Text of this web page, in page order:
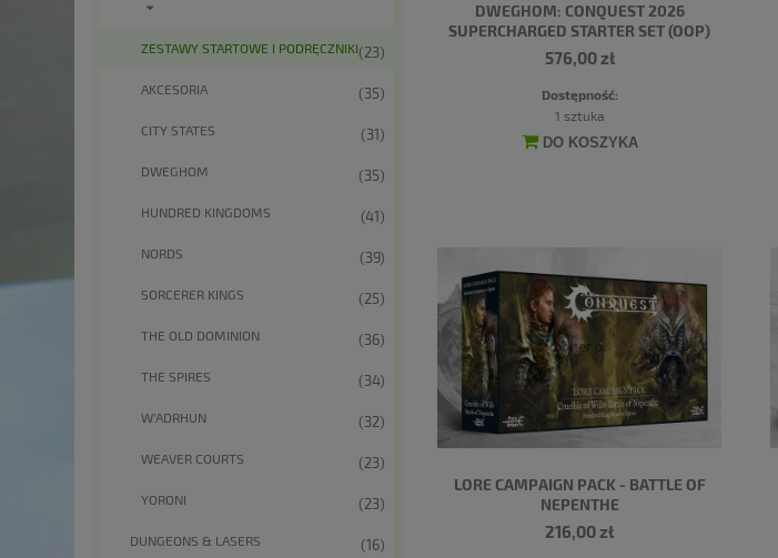
ZESTAWY STARTOWE I PODRĘCZNIKI(23)
AKCESORIA (35)
CITY STATES (31)
DWEGHOM (35)
HUNDRED KINGDOMS (41)
NORDS (39)
SORCERER KINGS (25)
THE OLD DOMINION (36)
THE SPIRES (34)
W’ADRHUN (32)
WEAVER COURTS (23)
YORONI (23)
DUNGEONS & LASERS (16)
DWEGHOM: CONQUEST 2026
SUPERCHARGED STARTER SET (OOP)
576,00 zł
Dostępność:
1 sztuka
DO KOSZYKA
LORE CAMPAIGN PACK - BATTLE OF
NEPENTHE
216,00 zł